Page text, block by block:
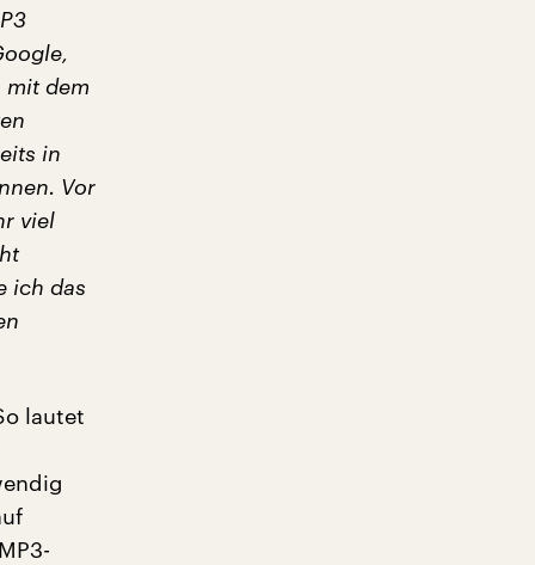
mit dem
in
Vor
viel
ich das
lautet